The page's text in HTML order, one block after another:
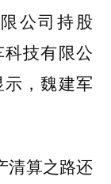
公司持股
技有限公
，魏建军
清算之路还